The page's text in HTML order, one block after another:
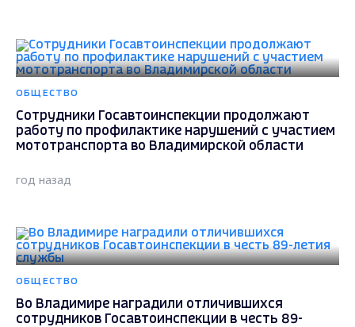
ОБЩЕСТВО
Сотрудники Госавтоинспекции продолжают
работу по профилактике нарушений с участием
мототранспорта во Владимирской области
год назад
ОБЩЕСТВО
Во Владимире наградили отличившихся
сотрудников Госавтоинспекции в честь 89-